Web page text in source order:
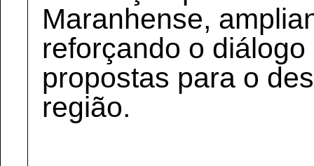
Maranhense,
reforçando o
propostas para o
região.